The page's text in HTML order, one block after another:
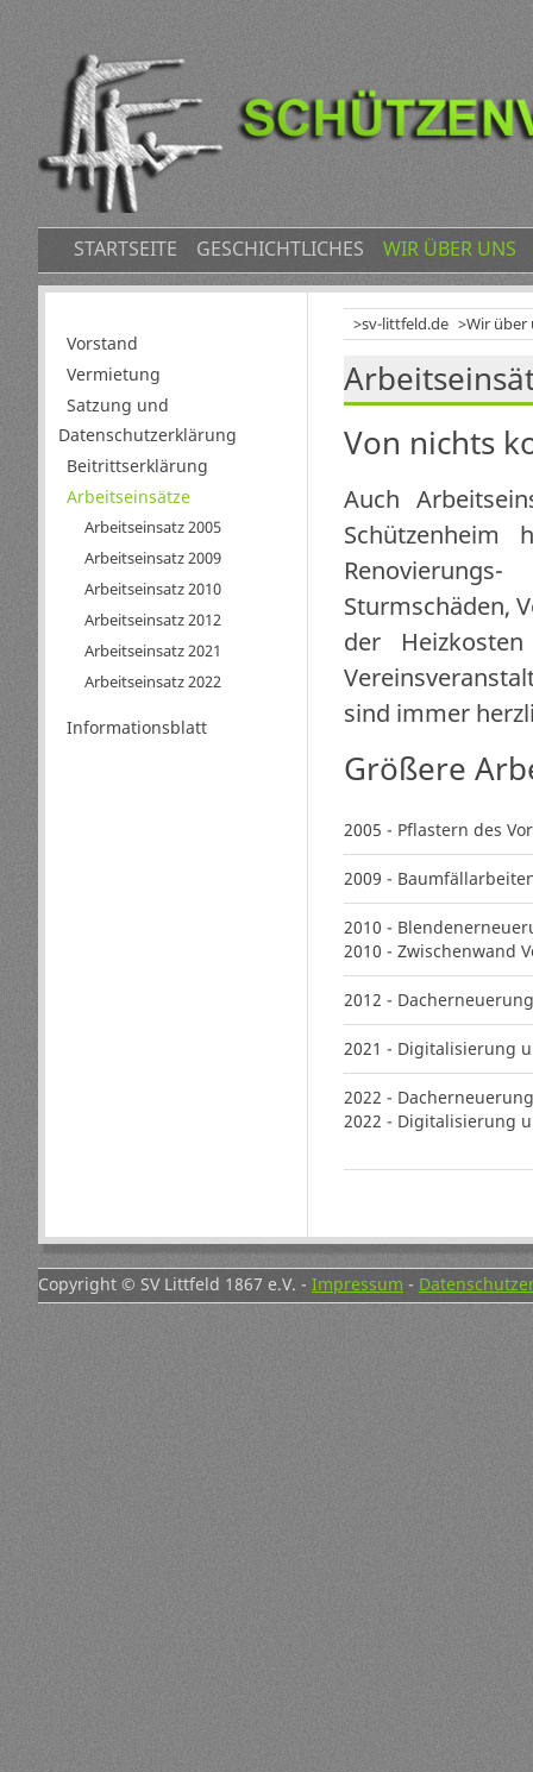
NAVIGATION
ÜBERSPRINGEN
STARTSEITE GESCHICHTLICHES WIR ÜBER UNS
sv-littfeld.de Wir über
Von nichts
Auch
Schützenheim
Sturmschäden,
der
sind immer
Größere
2005 - Pflastern des
2009 -
2010 -
2010 - Zwischenwand
2012 -
2021 - Digitalisierung
2022 -
2022 - Digitalisierung
Navigation
überspringen
Vorstand
Vermietung
Satzung und
Datenschutzerklärung
Beitrittserklärung
Arbeitseinsätze
Arbeitseinsatz 2005
Arbeitseinsatz 2009
Arbeitseinsatz 2010
Arbeitseinsatz 2012
Arbeitseinsatz 2021
Arbeitseinsatz 2022
Informationsblatt
Copyright © SV Littfeld 1867 e.V. - Impressum -